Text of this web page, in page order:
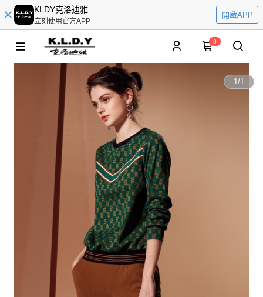
KLDY克洛迪雅
立刻使用官方APP
開啟APP
0
1/1